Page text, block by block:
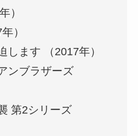
）
）
します （2017年）
ンブラザーズ
第2シリーズ